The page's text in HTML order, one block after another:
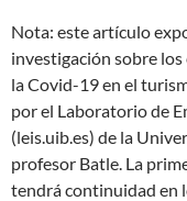
Nota: este artículo
investigación sobre los
la Covid-19 en el
por el Laboratorio de
(leis.uib.es) de la
profesor Batle. La
tendrá continuidad en